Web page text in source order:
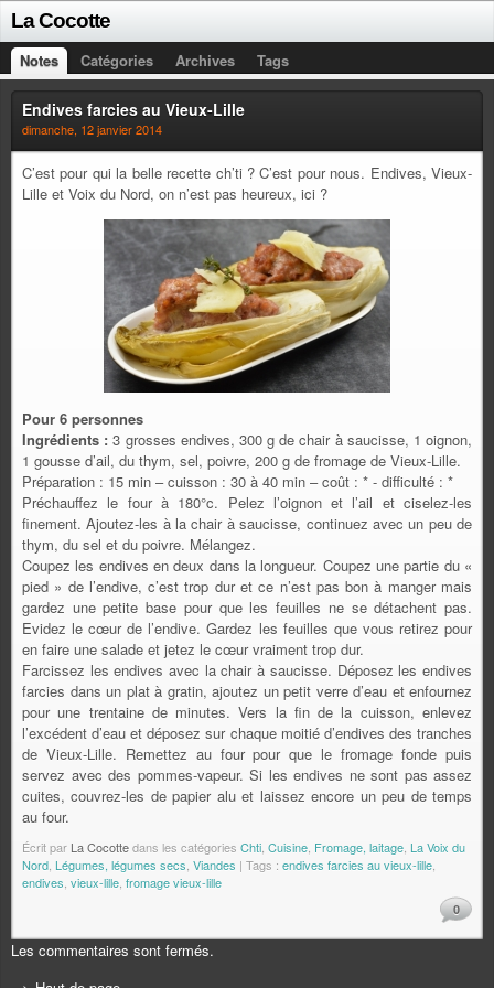
La Cocotte
Notes Catégories Archives Tags
Endives farcies au Vieux-Lille
dimanche, 12 janvier 2014
C’est pour qui la belle recette ch’ti ? C’est pour nous. Endives, Vieux-
Lille et Voix du Nord, on n’est pas heureux, ici ?
Pour 6 personnes
Ingrédients : 3 grosses endives, 300 g de chair à saucisse, 1 oignon,
1 gousse d’ail, du thym, sel, poivre, 200 g de fromage de Vieux-Lille.
Préparation : 15 min – cuisson : 30 à 40 min – coût : * - difficulté : *
Préchauffez le four à 180°c. Pelez l’oignon et l’ail et ciselez-les
finement. Ajoutez-les à la chair à saucisse, continuez avec un peu de
thym, du sel et du poivre. Mélangez.
Coupez les endives en deux dans la longueur. Coupez une partie du «
pied » de l’endive, c’est trop dur et ce n’est pas bon à manger mais
gardez une petite base pour que les feuilles ne se détachent pas.
Evidez le cœur de l’endive. Gardez les feuilles que vous retirez pour
en faire une salade et jetez le cœur vraiment trop dur.
Farcissez les endives avec la chair à saucisse. Déposez les endives
farcies dans un plat à gratin, ajoutez un petit verre d’eau et enfournez
pour une trentaine de minutes. Vers la fin de la cuisson, enlevez
l’excédent d’eau et déposez sur chaque moitié d’endives des tranches
de Vieux-Lille. Remettez au four pour que le fromage fonde puis
servez avec des pommes-vapeur. Si les endives ne sont pas assez
cuites, couvrez-les de papier alu et laissez encore un peu de temps
au four.
Écrit par La Cocottedans les catégories Chti Cuisine Fromage, laitage La Voix du
Nord Légumes, légumes secs Viandes | Tags : endives farcies au vieux-lille
endives vieux-lille fromage vieux-lille
0
Les commentaires sont fermés.